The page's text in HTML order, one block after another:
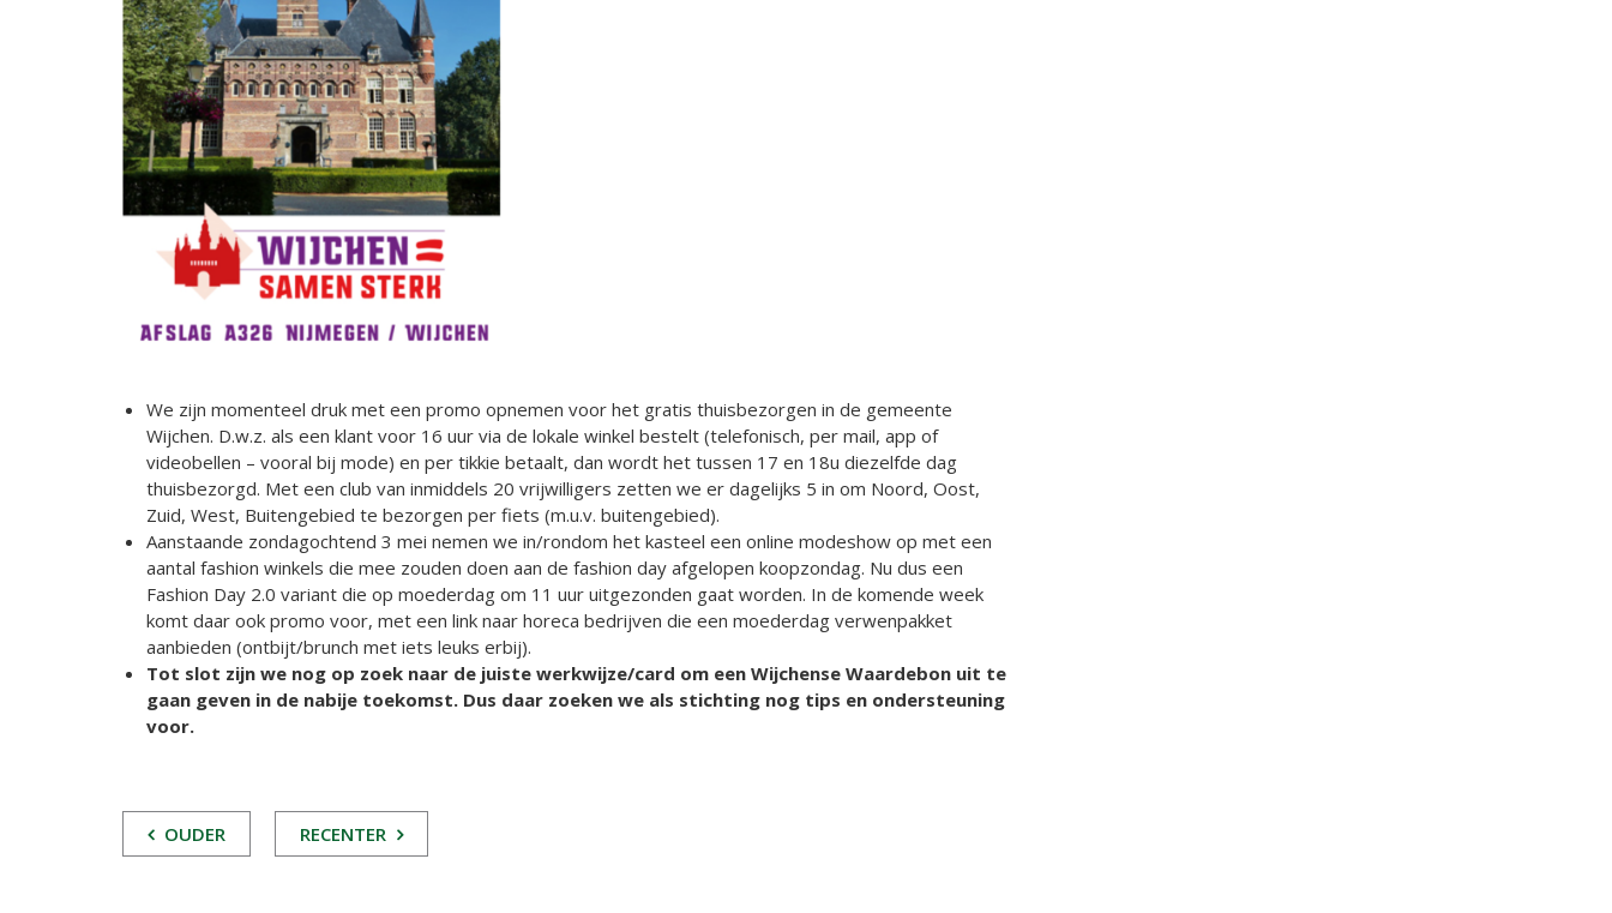
We zijn momenteel druk met een promo opnemen voor het gratis thuisbezorgen in de gemeente
Wijchen. D.w.z. als een klant voor 16 uur via de lokale winkel bestelt (telefonisch, per mail, app of
videobellen – vooral bij mode) en per tikkie betaalt, dan wordt het tussen 17 en 18u diezelfde dag
thuisbezorgd. Met een club van inmiddels 20 vrijwilligers zetten we er dagelijks 5 in om Noord, Oost,
Zuid, West, Buitengebied te bezorgen per fiets (m.u.v. buitengebied).
Aanstaande zondagochtend 3 mei nemen we in/rondom het kasteel een online modeshow op met een
aantal fashion winkels die mee zouden doen aan de fashion day afgelopen koopzondag. Nu dus een
Fashion Day 2.0 variant die op moederdag om 11 uur uitgezonden gaat worden. In de komende week
komt daar ook promo voor, met een link naar horeca bedrijven die een moederdag verwenpakket
aanbieden (ontbijt/brunch met iets leuks erbij).
Tot slot zijn we nog op zoek naar de juiste werkwijze/card om een Wijchense Waardebon uit te
gaan geven in de nabije toekomst. Dus daar zoeken we als stichting nog tips en ondersteuning
voor.
POST
OUDER RECENTER